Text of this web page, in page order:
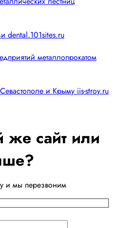
dental.101sites.ru
металлопрокатом
и Крыму iis-stroy.ru
же сайт или
и мы перезвоним